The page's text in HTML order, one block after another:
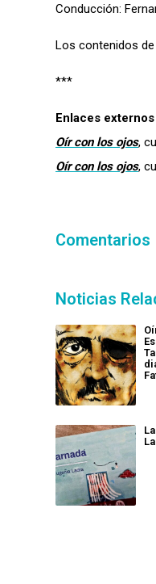
Conducción:
Los contenidos de
***
Enlaces externos
Oír con los ojos,
Oír con los ojos,
Comentarios
Noticias